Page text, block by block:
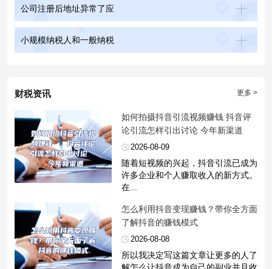
公司注册后地址异常了应
小规模纳税人和一般纳税
更多 >
财税资讯
​如何拍摄抖音引流视频赚钱 抖音评
论引流怎样引出讨论 今年新渠道
2026-08-09
随着短视频的兴起，抖音引流已成为
许多企业和个人赚取收入的新方式。
在...
​怎么利用抖音变现赚钱？带你全方面
了解抖音的赚钱模式
2026-08-08
所以我决定写这篇文章让更多的人了
解怎么让抖音成为自己的副业并且收